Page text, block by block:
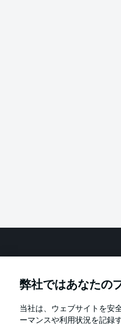
Football as
Official
弊社ではあなたの
当社は、ウェブサイトを安
ーマンスや利用状況を記録